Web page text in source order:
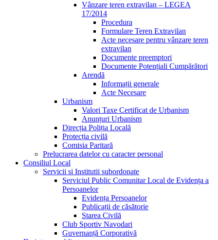
Vânzare teren extravilan – LEGEA
17/2014
Procedura
Formulare Teren Extravilan
Acte necesare pentru vânzare teren
extravilan
Documente preemptori
Documente Potențiali Cumpărători
Arendă
Informații generale
Acte Necesare
Urbanism
Valori Taxe Certificat de Urbanism
Anunțuri Urbanism
Direcția Poliția Locală
Protecția civilă
Comisia Paritară
Prelucrarea datelor cu caracter personal
Consiliul Local
Servicii si Institutii subordonate
Serviciul Public Comunitar Local de Evidența a
Persoanelor
Evidența Persoanelor
Publicații de căsătorie
Starea Civilă
Club Sportiv Navodari
Guvernanță Corporativă